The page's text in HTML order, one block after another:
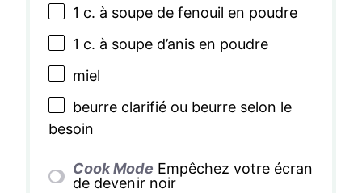
1 c. à soupe de fenouil en poudre
1 c. à soupe d’anis en poudre
miel
beurre clarifié ou beurre selon le
besoin
Cook Mode Empêchez votre écran
de devenir noir